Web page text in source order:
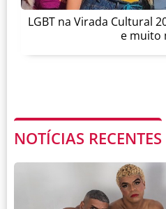
LGBT na Virada Cultural
e muito
NOTÍCIAS RECENTES